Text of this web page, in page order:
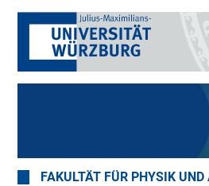
FAKULTÄT FÜR PHYSIK